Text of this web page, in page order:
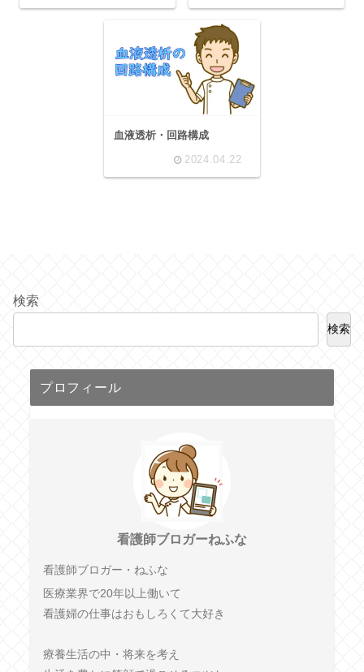
血液透析・回路構成
2024.04.22
検索
検索
プロフィール
看護師ブロガーねふな
看護師ブロガー・ねふな
医療業界で20年以上働いて
看護婦の仕事はおもしろくて大好き
療養生活の中・将来を考え